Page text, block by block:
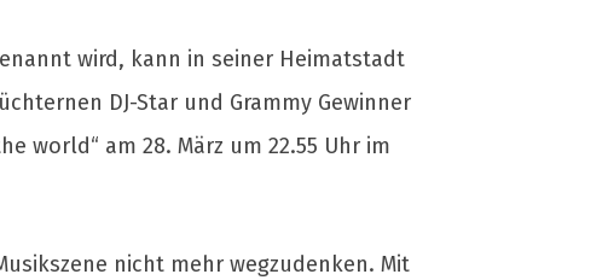
wird, kann in seiner Heimatstadt
DJ-Star und Grammy Gewinner
world“ am 28. März um 22.55 Uhr im
nicht mehr wegzudenken. Mit